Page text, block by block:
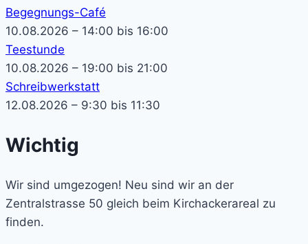
Begegnungs-Café
10.08.2026 – 14:00 bis 16:00
Teestunde
10.08.2026 – 19:00 bis 21:00
Schreibwerkstatt
12.08.2026 – 9:30 bis 11:30
Wichtig
Wir sind umgezogen! Neu sind wir an der
Zentralstrasse 50 gleich beim Kirchackerareal zu
finden.